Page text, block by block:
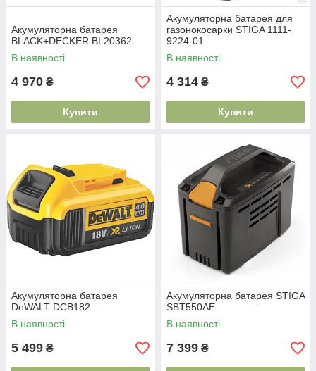
Акумуляторна батарея
BLACK+DECKER BL20362
В наявності
4 970 ₴
Купити
Акумуляторна батарея для
газонокосарки STIGA 1111-
9224-01
В наявності
4 314 ₴
Купити
Акумуляторна батарея
DeWALT DCB182
В наявності
5 499 ₴
Акумуляторна батарея STIGA
SBT550AE
В наявності
7 399 ₴